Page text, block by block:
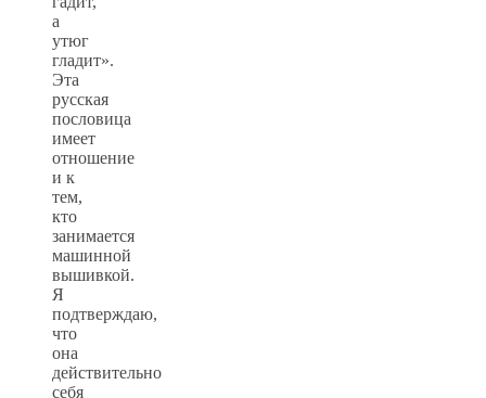
а
утюг
гладит».
Эта
русская
пословица
имеет
отношение
и к
тем,
кто
занимается
машинной
вышивкой.
Я
подтверждаю,
что
она
действительно
себя